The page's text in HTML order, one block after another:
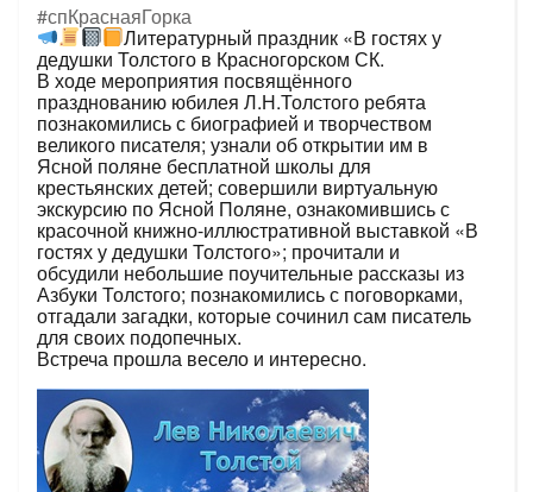
#спКраснаяГорка
Литературный праздник «В гостях у
дедушки Толстого в Красногорском СК.
В ходе мероприятия посвящённого
празднованию юбилея Л.Н.Толстого ребята
познакомились с биографией и творчеством
великого писателя; узнали об открытии им в
Ясной поляне бесплатной школы для
крестьянских детей; совершили виртуальную
экскурсию по Ясной Поляне, ознакомившись с
красочной книжно-иллюстративной выставкой «В
гостях у дедушки Толстого»; прочитали и
обсудили небольшие поучительные рассказы из
Азбуки Толстого; познакомились с поговорками,
отгадали загадки, которые сочинил сам писатель
для своих подопечных.
Встреча прошла весело и интересно.